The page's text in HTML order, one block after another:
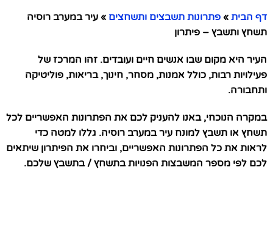
דף הבית » פתרונות תשבצים ותשחצים » עיר במערב רוסיה
תשחץ ותשבץ – פיתרון
העיר היא מקום שבו אנשים חיים ועובדים. זהו המרכז של
פעילויות רבות, כולל אמנות, מסחר, חינוך, בריאות, פוליטיקה
ותחבורה.
במקרה הנוכחי, באנו להעניק לכם את הפתרונות האפשריים לכל
תשחץ או תשבץ למונח עיר במערב רוסיה. גללו למטה כדי
לראות את כל הפתרונות האפשריים, וביחרו את הפיתרון שיתאים
לכם לפי מספר המשבצות הפנויות בתשחץ / בתשבץ שלכם.